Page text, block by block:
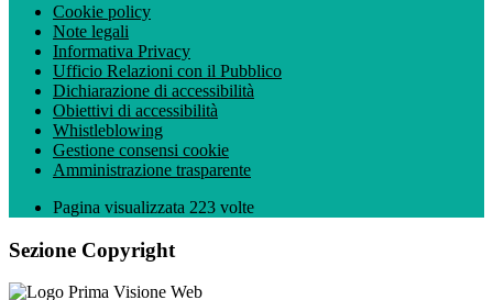
Cookie policy
Note legali
Informativa Privacy
Ufficio Relazioni con il Pubblico
Dichiarazione di accessibilità
Obiettivi di accessibilità
Whistleblowing
Gestione consensi cookie
Amministrazione trasparente
Pagina visualizzata 223 volte
Sezione Copyright